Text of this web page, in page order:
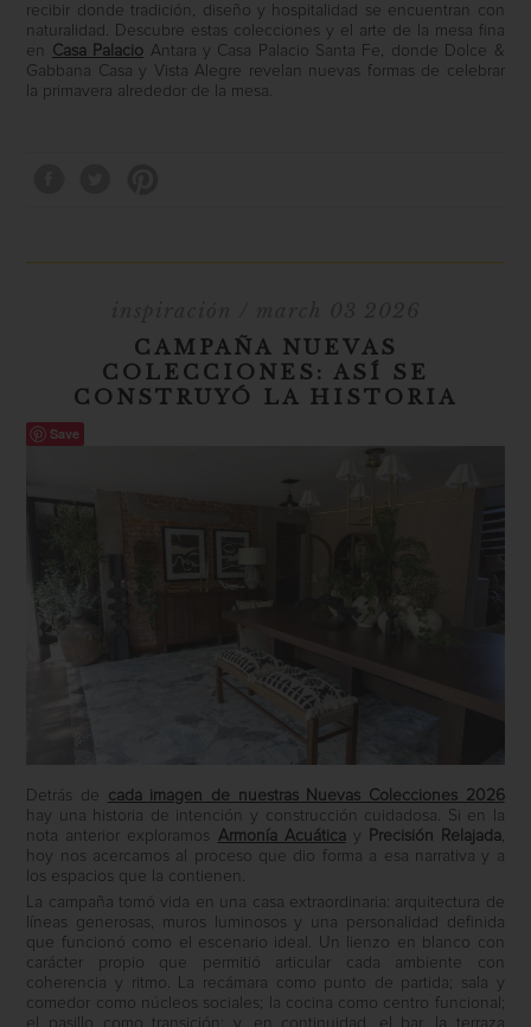
recibir donde tradición, diseño y hospitalidad se encuentran con
naturalidad. Descubre estas colecciones y el arte de la mesa fina
en Casa Palacio Antara y Casa Palacio Santa Fe, donde Dolce &
Gabbana Casa y Vista Alegre revelan nuevas formas de celebrar
la primavera alrededor de la mesa.
CAMPAÑA NUEVAS
COLECCIONES: ASÍ SE
CONSTRUYÓ LA HISTORIA
Save
Detrás de cada imagen de nuestras Nuevas Colecciones 2026
hay una historia de intención y construcción cuidadosa. Si en la
nota anterior exploramos Armonía Acuáticay Precisión Relajada,
hoy nos acercamos al proceso que dio forma a esa narrativa y a
los espacios que la contienen.
La campaña tomó vida en una casa extraordinaria: arquitectura de
líneas generosas, muros luminosos y una personalidad definida
que funcionó como el escenario ideal. Un lienzo en blanco con
carácter propio que permitió articular cada ambiente con
coherencia y ritmo. La recámara como punto de partida; sala y
comedor como núcleos sociales; la cocina como centro funcional;
el pasillo como transición; y, en continuidad, el bar, la terraza